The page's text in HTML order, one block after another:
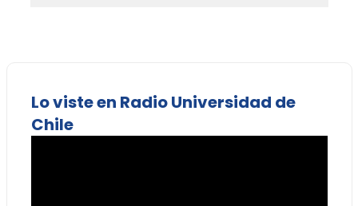
Lo viste en Radio Universidad de
Chile